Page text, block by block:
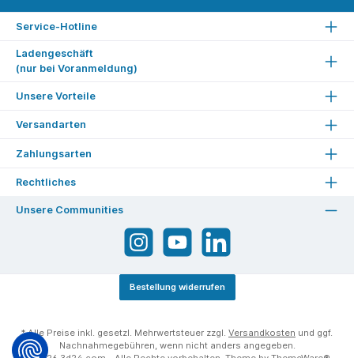
Service-Hotline
Ladengeschäft
(nur bei Voranmeldung)
Unsere Vorteile
Versandarten
Zahlungsarten
Rechtliches
Unsere Communities
Bestellung widerrufen
* Alle Preise inkl. gesetzl. Mehrwertsteuer zzgl. Versandkosten und ggf.
Nachnahmegebühren, wenn nicht anders angegeben.